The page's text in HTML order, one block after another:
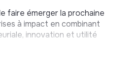
faire émerger la prochaine
à impact en combinant
innovation et utilité
déjà plusieurs créations à son